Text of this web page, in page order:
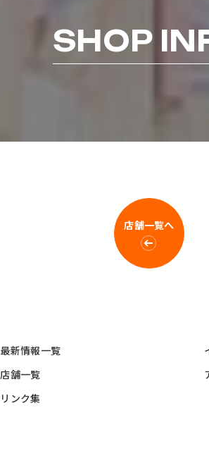
SHOP
店舗一覧へ
最新情報一覧
店舗一覧
リンク集